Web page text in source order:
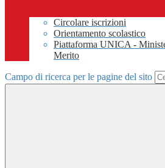
Circolare iscrizioni
Orientamento scolastico
Piattaforma UNICA -
Merito
Campo di ricerca per le pagine del sito